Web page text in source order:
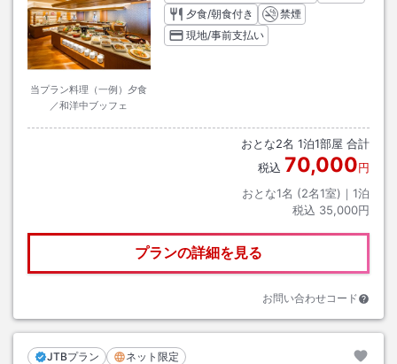
当プラン料理（一例）夕食
／和洋中ブッフェ
夕食/朝食付き
禁煙
現地/事前支払い
おとな2名 1泊1部屋 合計
税込 70,000円
おとな1名 (2名1室)｜ 1泊
税込 35,000円
プランの詳細を見る
お問い合わせコード
JTBプラン ネット限定